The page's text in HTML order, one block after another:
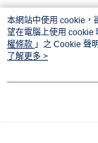
熱門標籤
本網站中使用 cookie，
望在電腦上使用 cookie
權條款 」之 Cookie 聲
用條款之 Cookie 聲明
了解更多 >